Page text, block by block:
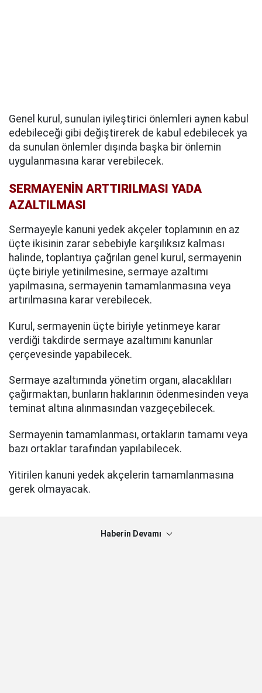
Genel kurul, sunulan iyileştirici önlemleri aynen kabul
edebileceği gibi değiştirerek de kabul edebilecek ya
da sunulan önlemler dışında başka bir önlemin
uygulanmasına karar verebilecek.
SERMAYENİN ARTTIRILMASI YADA
AZALTILMASI
Sermayeyle kanuni yedek akçeler toplamının en az
üçte ikisinin zarar sebebiyle karşılıksız kalması
halinde, toplantıya çağrılan genel kurul, sermayenin
üçte biriyle yetinilmesine, sermaye azaltımı
yapılmasına, sermayenin tamamlanmasına veya
artırılmasına karar verebilecek.
Kurul, sermayenin üçte biriyle yetinmeye karar
verdiği takdirde sermaye azaltımını kanunlar
çerçevesinde yapabilecek.
Sermaye azaltımında yönetim organı, alacaklıları
çağırmaktan, bunların haklarının ödenmesinden veya
teminat altına alınmasından vazgeçebilecek.
Sermayenin tamamlanması, ortakların tamamı veya
bazı ortaklar tarafından yapılabilecek.
Yitirilen kanuni yedek akçelerin tamamlanmasına
gerek olmayacak.
Haberin Devamı